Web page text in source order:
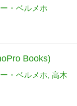
・ベルメホ
Books)
・ベルメホ 高木